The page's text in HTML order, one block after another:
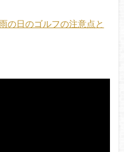
の日のゴルフの注意点と